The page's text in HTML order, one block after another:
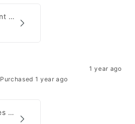
Pendentif Yves Saint Laurent
1 year ago
Purchased 1 year ago
Bracelet de violettes Augustine